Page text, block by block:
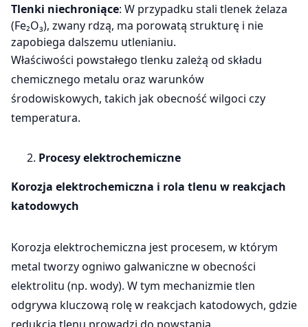
Tlenki niechroniące: W przypadku stali tlenek żelaza
(Fe₂O₃), zwany rdzą, ma porowatą strukturę i nie
zapobiega dalszemu utlenianiu.
Właściwości powstałego tlenku zależą od składu
chemicznego metalu oraz warunków
środowiskowych, takich jak obecność wilgoci czy
temperatura.
Procesy elektrochemiczne
Korozja elektrochemiczna i rola tlenu w reakcjach
katodowych
Korozja elektrochemiczna jest procesem, w którym
metal tworzy ogniwo galwaniczne w obecności
elektrolitu (np. wody). W tym mechanizmie tlen
odgrywa kluczową rolę w reakcjach katodowych, gdzie